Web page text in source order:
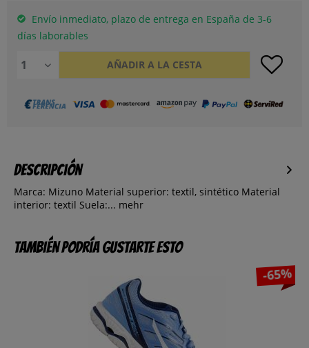
Envío inmediato, plazo de entrega en España de 3-6
días laborables
AÑADIR A LA CESTA
Descripción
Marca: Mizuno Material superior: textil, sintético Material
interior: textil Suela:... mehr
También podría gustarte esto
-65%